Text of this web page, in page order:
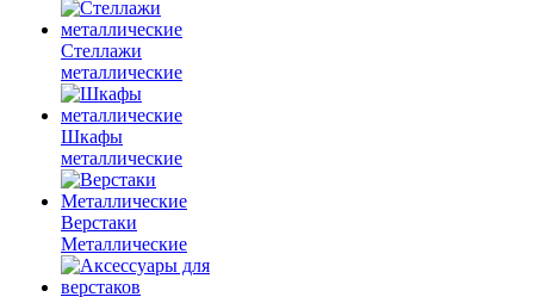
Стеллажи
металлические
Шкафы
металлические
Верстаки
Металлические